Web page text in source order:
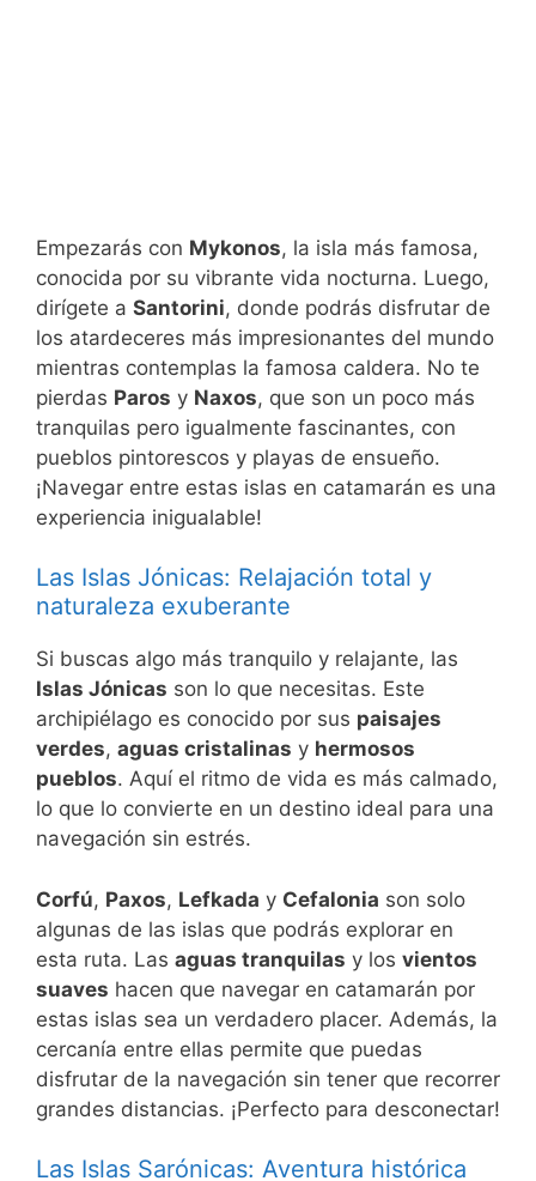
Empezarás con Mykonos, la isla más famosa,
conocida por su vibrante vida nocturna. Luego,
dirígete a Santorini, donde podrás disfrutar de
los atardeceres más impresionantes del mundo
mientras contemplas la famosa caldera. No te
pierdas Paros y Naxos, que son un poco más
tranquilas pero igualmente fascinantes, con
pueblos pintorescos y playas de ensueño.
¡Navegar entre estas islas en catamarán es una
experiencia inigualable!
Las Islas Jónicas: Relajación total y
naturaleza exuberante
Si buscas algo más tranquilo y relajante, las
Islas Jónicas son lo que necesitas. Este
archipiélago es conocido por sus paisajes
verdes, aguas cristalinas y hermosos
pueblos. Aquí el ritmo de vida es más calmado,
lo que lo convierte en un destino ideal para una
navegación sin estrés.
Corfú, Paxos, Lefkada y Cefalonia son solo
algunas de las islas que podrás explorar en
esta ruta. Las aguas tranquilas y los vientos
suaves hacen que navegar en catamarán por
estas islas sea un verdadero placer. Además, la
cercanía entre ellas permite que puedas
disfrutar de la navegación sin tener que recorrer
grandes distancias. ¡Perfecto para desconectar!
Las Islas Sarónicas: Aventura histórica